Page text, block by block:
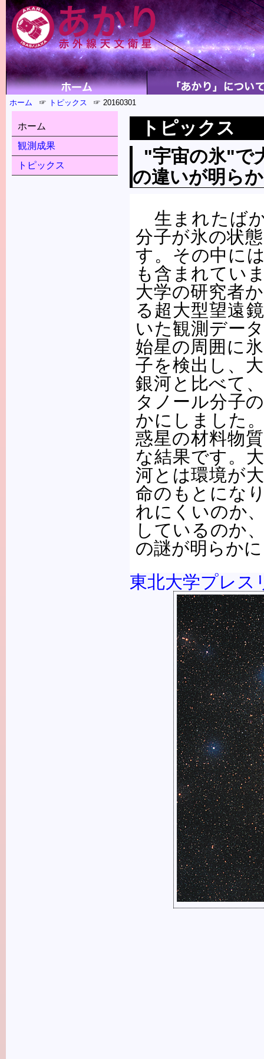
ホーム トピックス 20160301
ホーム
観測成果
トピックス
トピックス
"宇宙の氷"で
の違いが明ら
生まれたば
分子が氷の状
す。その中に
も含まれてい
大学の研究者
る超大型望遠
いた観測デー
始星の周囲に
子を検出し、
銀河と比べて
タノール分子
かにしました
惑星の材料物
な結果です。
河とは環境が
命のもとにな
れにくいのか
しているのか
の謎が明らか
東北大学プレス